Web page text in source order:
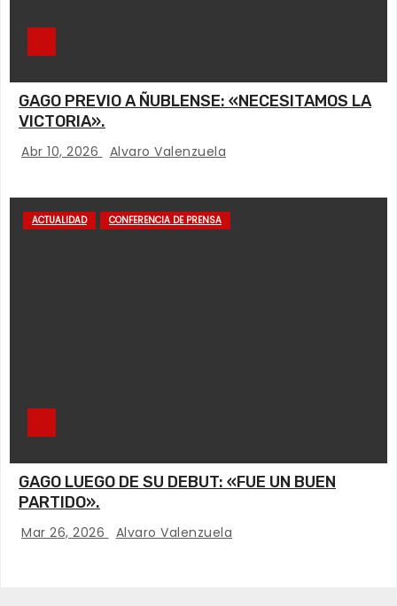
GAGO PREVIO A ÑUBLENSE: «NECESITAMOS LA
VICTORIA».
Abr 10, 2026 Alvaro Valenzuela
ACTUALIDAD CONFERENCIA DE PRENSA
GAGO LUEGO DE SU DEBUT: «FUE UN BUEN
PARTIDO».
Mar 26, 2026 Alvaro Valenzuela